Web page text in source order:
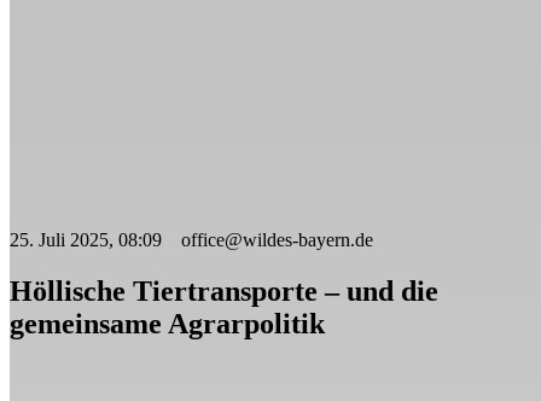
25. Juli 2025, 08:09 office@wildes-bayern.de
Höllische Tiertransporte – und die
gemeinsame Agrarpolitik